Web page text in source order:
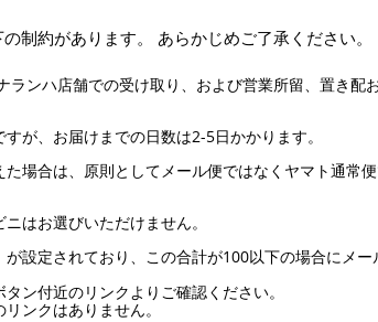
制約があります。 あらかじめご了承ください。
ランハ店舗での受け取り、および営業所留、置き配
が、お届けまでの日数は2-5日かかります。
場合は、原則としてメール便ではなくヤマト通常
はお選びいただけません。
設定されており、この合計が100以下の場合にメー
ン付近のリンクよりご確認ください。
ンクはありません。